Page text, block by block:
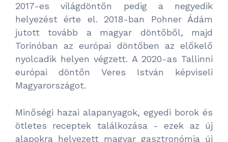
2017-es világdöntőn pedig a negyedik
helyezést érte el. 2018-ban Pohner Ádám
jutott tovább a magyar döntőből, majd
Torinóban az európai döntőben az előkelő
nyolcadik helyen végzett. A 2020-as Tallinni
európai döntőn Veres István képviseli
Magyarországot.
Minőségi hazai alapanyagok, egyedi borok és
ötletes receptek találkozása - ezek az új
alapokra helyezett magyar gasztronómia új